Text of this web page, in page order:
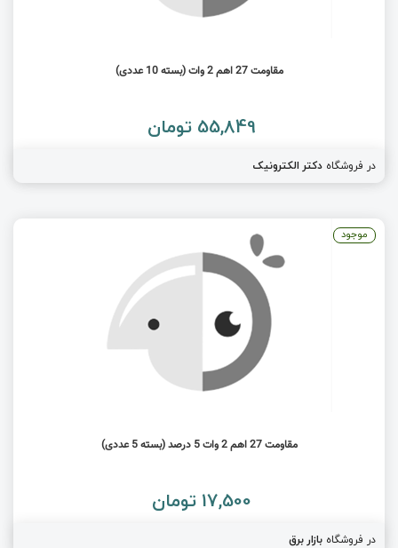
مقاومت 27 اهم 2 وات (بسته 10 عددی)
55,849 تومان
در فروشگاه دکتر الکترونیک
مقاومت 27 اهم 2 وات 5 درصد (بسته 5 عددی)
17,500 تومان
در فروشگاه بازار برق
موجود